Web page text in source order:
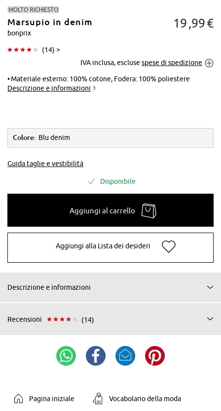
Tocca per
ingrandire
MOLTO RICHIESTO
Marsupio in denim
bonprix
(14) >
19 99€
IVA inclusa, escluse spese di spedizione
Materiale esterno: 100% cotone, Fodera: 100% poliestere
Descrizione e informazioni
Colore: Blu denim
Guida taglie e vestibilità
Disponibile
Aggiungi al carrello
Aggiungi alla Lista dei desideri
Descrizione e informazioni
Recensioni (14)
Pagina iniziale Vocabolario della moda